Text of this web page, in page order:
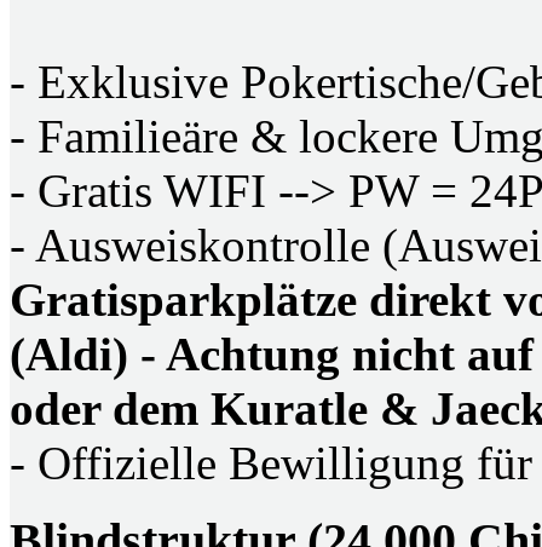
- Exklusive Pokertische/
- Familieäre & lockere
- Gratis WIFI --> PW =
- Ausweiskontrolle
Gratisparkplätze direkt
(Aldi) - Achtung nicht
oder dem Kuratle &
- Offizielle Bewilligung für